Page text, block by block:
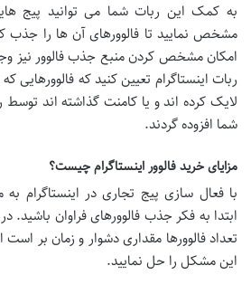
به کمک این ربات شما می توانید پیج
مشخص نمایید تا فالوورهای آن ها را
امکان مشخص کردن منبع جذب فالوور نیز
ربات اینستاگرام تعیین کنید که
لایک کرده اند و یا کامنت گذاشته اند توسط
شما افزوده گردند.
مزایای خرید فالوور اینستاگرام چیست؟
با فعال سازی پیج تجاری در اینستاگرام
ابتدا به فکر جذب فالوورهای فراوان باشید.
تعداد فالوورها مقداری دشوار و زمان بر است
این مشکل را حل نمایید.